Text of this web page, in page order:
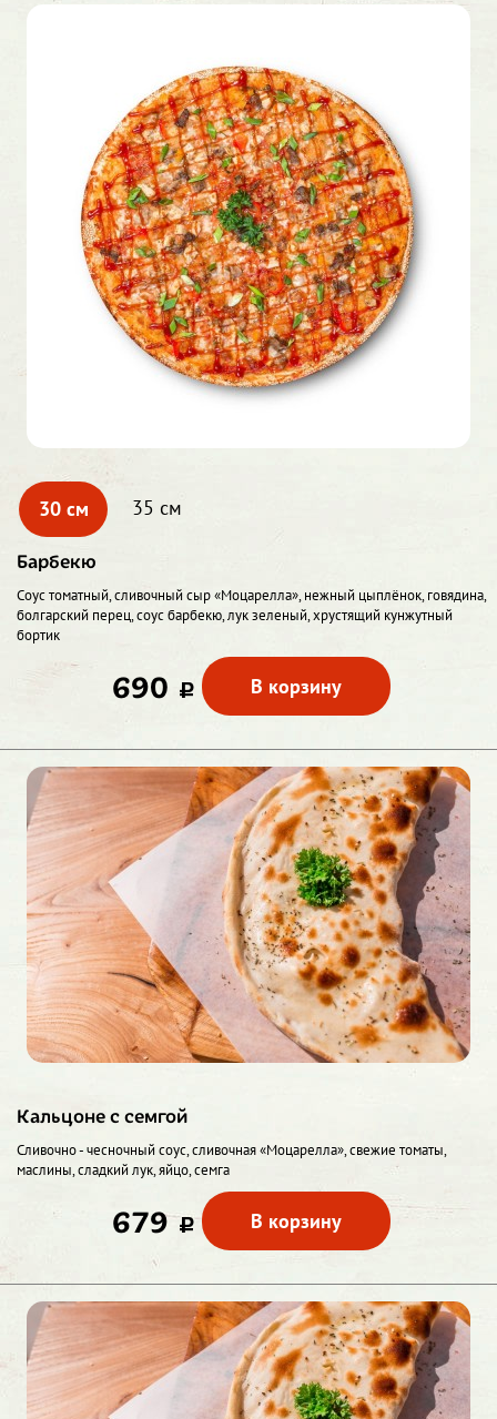
30 см 35 см
Барбекю
Соус томатный, сливочный сыр «Моцарелла», нежный цыплёнок, говядина,
болгарский перец, соус барбекю, лук зеленый, хрустящий кунжутный
бортик
690 c В корзину
Кальцоне с семгой
Сливочно - чесночный соус, сливочная «Моцарелла», свежие томаты,
маслины, сладкий лук, яйцо, семга
679c В корзину